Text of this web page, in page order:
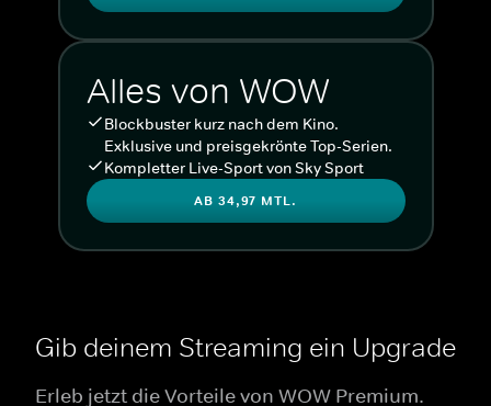
Alles von WOW
Blockbuster kurz nach dem Kino.
Exklusive und preisgekrönte Top-Serien.
Kompletter Live-Sport von Sky Sport
AB 34,97 MTL.
Gib deinem Streaming ein Upgrade
Erleb jetzt die Vorteile von WOW Premium.